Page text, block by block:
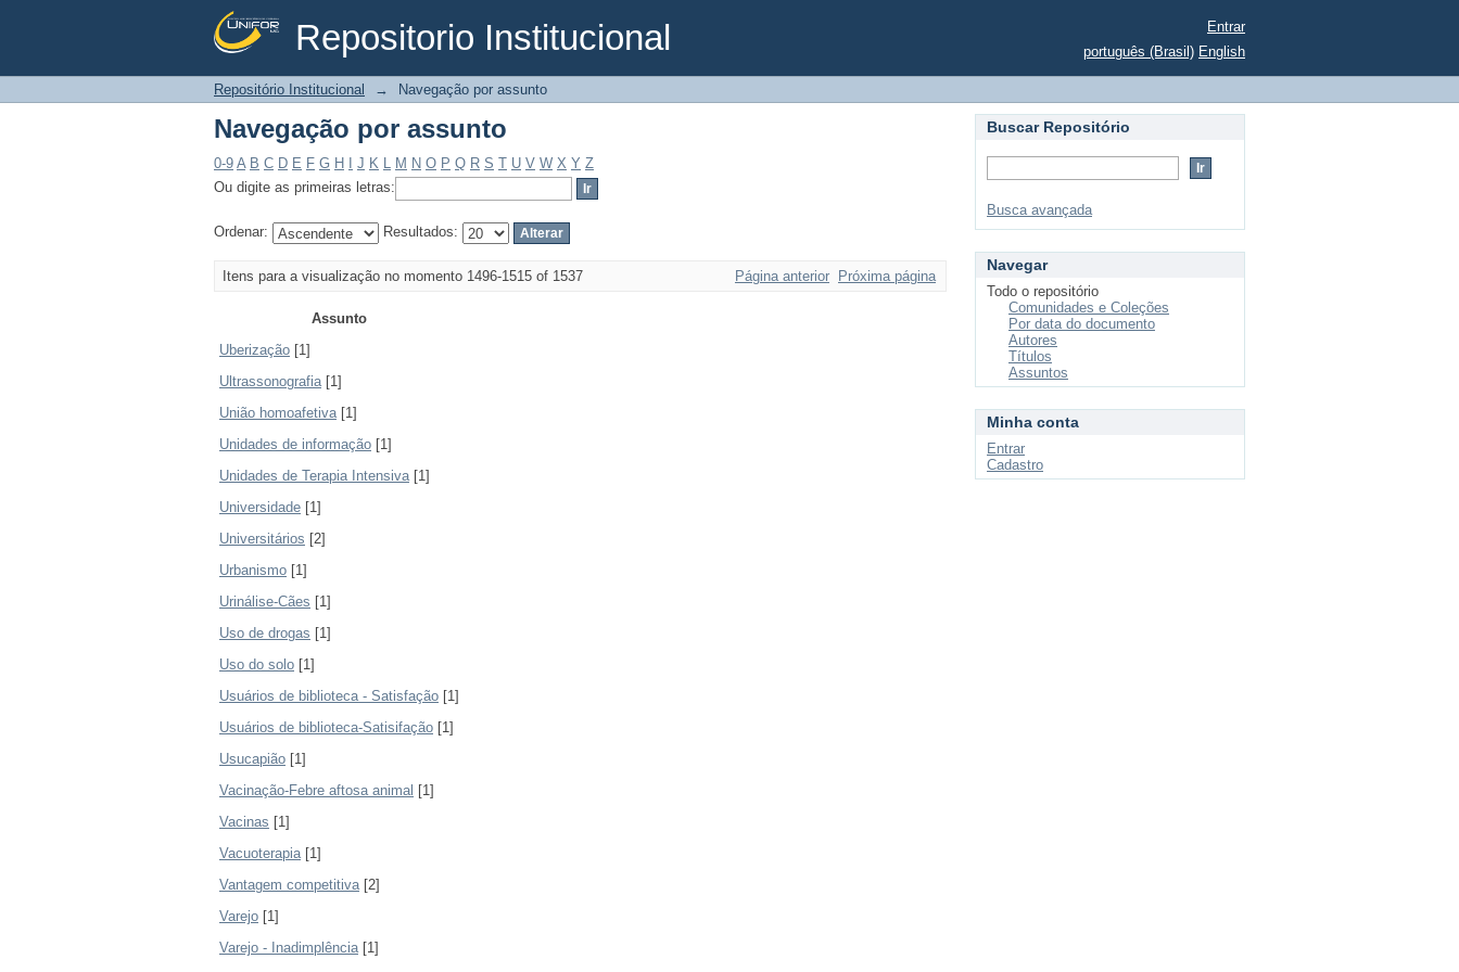
Repositorio Institucional
Navegação por assunto
Entrar
português (Brasil) English
Repositório Institucional → Navegação por assunto
Navegação por assunto
0-9 A B C D E F G H J K L M N O P Q R S T U V W X Y Z
Ou digite as primeiras letras:
Ordenar: Resultados:
Itens para a visualização no momento 1496-1515 of 1537 Página anterior Próxima página
Assunto
Uberização [1]
Ultrassonografia[1]
União homoafetiva[1]
Unidades de informação [1]
Unidades de Terapia Intensiva[1]
Universidade [1]
Universitários [2]
Urbanismo [1]
Urinálise-Cães [1]
Uso de drogas [1]
Uso do solo [1]
Usuários de biblioteca - Satisfação [1]
Usuários de biblioteca-Satisifação [1]
Usucapião [1]
Vacinação-Febre aftosa animal [1]
Vacinas [1]
Vacuoterapia[1]
Vantagem competitiva[2]
Varejo [1]
Varejo - Inadimplência[1]
Buscar Repositório
Busca avançada
Navegar
Todo o repositório
Comunidades e Coleções
Por data do documento
Autores
Títulos
Assuntos
Minha conta
Entrar
Cadastro